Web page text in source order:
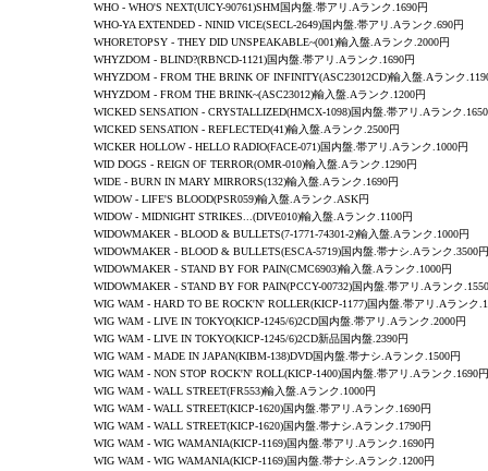
WHO - WHO'S NEXT(UICY-90761)SHM国内盤.帯アリ.Aランク.1690円
WHO-YA EXTENDED - NINID VICE(SECL-2649)国内盤.帯アリ.Aランク.690円
WHORETOPSY - THEY DID UNSPEAKABLE~(001)輸入盤.Aランク.2000円
WHYZDOM - BLIND?(RBNCD-1121)国内盤.帯アリ.Aランク.1690円
WHYZDOM - FROM THE BRINK OF INFINITY(ASC23012CD)輸入盤.Aランク
WHYZDOM - FROM THE BRINK~(ASC23012)輸入盤.Aランク.1200円
WICKED SENSATION - CRYSTALLIZED(HMCX-1098)国内盤.帯アリ.Aランク
WICKED SENSATION - REFLECTED(41)輸入盤.Aランク.2500円
WICKER HOLLOW - HELLO RADIO(FACE-071)国内盤.帯アリ.Aランク.1000円
WID DOGS - REIGN OF TERROR(OMR-010)輸入盤.Aランク.1290円
WIDE - BURN IN MARY MIRRORS(132)輸入盤.Aランク.1690円
WIDOW - LIFE'S BLOOD(PSR059)輸入盤.Aランク.ASK円
WIDOW - MIDNIGHT STRIKES...(DIVE010)輸入盤.Aランク.1100円
WIDOWMAKER - BLOOD & BULLETS(7-1771-74301-2)輸入盤.Aランク.1000円
WIDOWMAKER - BLOOD & BULLETS(ESCA-5719)国内盤.帯ナシ.Aランク.3500円
WIDOWMAKER - STAND BY FOR PAIN(CMC6903)輸入盤.Aランク.1000円
WIDOWMAKER - STAND BY FOR PAIN(PCCY-00732)国内盤.帯アリ.Aランク
WIG WAM - HARD TO BE ROCK'N' ROLLER(KICP-1177)国内盤.帯アリ.Aランク
WIG WAM - LIVE IN TOKYO(KICP-1245/6)2CD国内盤.帯アリ.Aランク.2000円
WIG WAM - LIVE IN TOKYO(KICP-1245/6)2CD新品国内盤.2390円
WIG WAM - MADE IN JAPAN(KIBM-138)DVD国内盤.帯ナシ.Aランク.1500円
WIG WAM - NON STOP ROCK'N' ROLL(KICP-1400)国内盤.帯アリ.Aランク.1690円
WIG WAM - WALL STREET(FR553)輸入盤.Aランク.1000円
WIG WAM - WALL STREET(KICP-1620)国内盤.帯アリ.Aランク.1690円
WIG WAM - WALL STREET(KICP-1620)国内盤.帯ナシ.Aランク.1790円
WIG WAM - WIG WAMANIA(KICP-1169)国内盤.帯アリ.Aランク.1690円
WIG WAM - WIG WAMANIA(KICP-1169)国内盤.帯ナシ.Aランク.1200円